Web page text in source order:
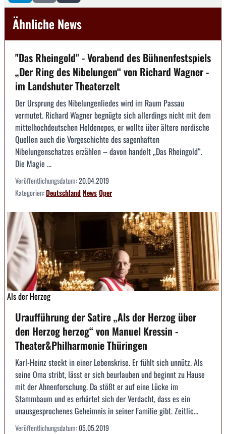
Ähnliche News
"Das Rheingold" - Vorabend des Bühnenfestspiels
„Der Ring des Nibelungen“ von Richard Wagner -
im Landshuter Theaterzelt
Der Ursprung des Nibelungenliedes wird im Raum Passau
vermutet. Richard Wagner begnügte sich allerdings nicht mit dem
mittelhochdeutschen Heldenepos, er wollte über ältere nordische
Quellen auch die Vorgeschichte des sagenhaften
Nibelungenschatzes erzählen – davon handelt „Das Rheingold“.
Die Magie ...
Veröffentlichungsdatum:20.04.2019
Kategorien:DeutschlandNewsOper
Als der Herzog
Uraufführung der Satire „Als der Herzog über
den Herzog herzog“ von Manuel Kressin -
Theater&Philharmonie Thüringen
Karl-Heinz steckt in einer Lebenskrise. Er fühlt sich unnütz. Als
seine Oma stribt, lässt er sich beurlauben und beginnt zu Hause
mit der Ahnenforschung. Da stößt er auf eine Lücke im
Stammbaum und es erhärtet sich der Verdacht, dass es ein
unausgesprochenes Geheimnis in seiner Familie gibt. Zeitlic...
Veröffentlichungsdatum:05.05.2019